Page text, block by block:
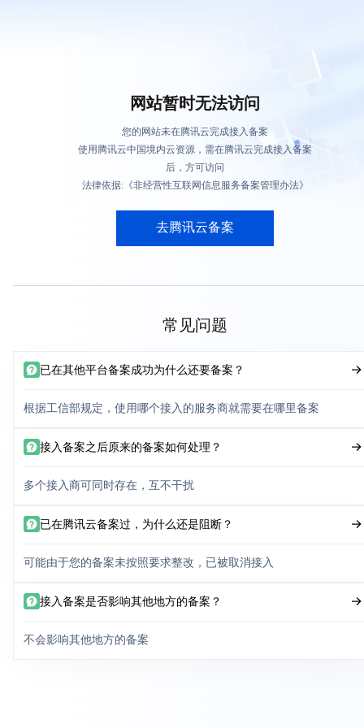
网站暂时无法访问
您的网站未在腾讯云完成接入备案
使用腾讯云中国境内云资源，需在腾讯云完成接入备案
后，方可访问
法律依据:《非经营性互联网信息服务备案管理办法》
去腾讯云备案
常见问题
已在其他平台备案成功为什么还要备案？
根据工信部规定，使用哪个接入的服务商就需要在哪里备案
接入备案之后原来的备案如何处理？
多个接入商可同时存在，互不干扰
已在腾讯云备案过，为什么还是阻断？
可能由于您的备案未按照要求整改，已被取消接入
接入备案是否影响其他地方的备案？
不会影响其他地方的备案